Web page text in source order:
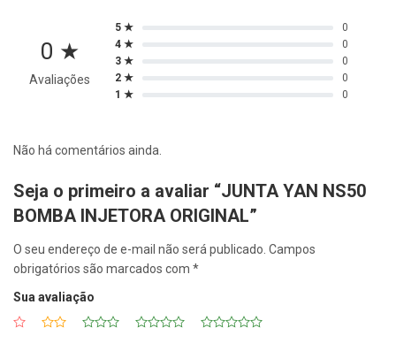
0 ★
Avaliações
5 ★
0
4 ★
0
3 ★
0
2 ★
0
1 ★
0
Não há comentários ainda.
Seja o primeiro a avaliar “JUNTA YAN NS50
BOMBA INJETORA ORIGINAL”
O seu endereço de e-mail não será publicado. Campos
obrigatórios são marcados com *
Sua avaliação